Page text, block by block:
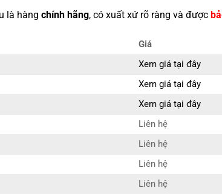
là hàng chính hãng, có xuất xứ rõ ràng và được
Giá
Xem giá tại đây
Xem giá tại đây
Xem giá tại đây
Liên hệ
Liên hệ
Liên hệ
Liên hệ